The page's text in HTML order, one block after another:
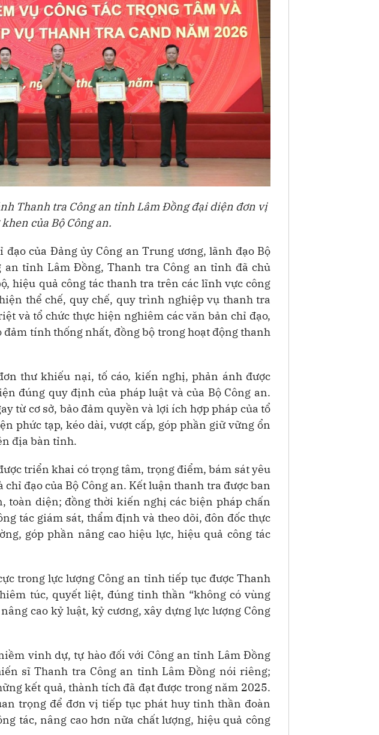
Thanh tra Công an tỉnh Lâm Đồng đại diện đơn vị
của Bộ Công an.
của Đảng ủy Công an Trung ương, lãnh đạo Bộ
an tỉnh Lâm Đồng, Thanh tra Công an tỉnh đã chủ
hiệu quả công tác thanh tra trên các lĩnh vực công
thể chế, quy chế, quy trình nghiệp vụ thanh tra
và tổ chức thực hiện nghiêm các văn bản chỉ đạo,
đảm tính thống nhất, đồng bộ trong hoạt động thanh
thư khiếu nại, tố cáo, kiến nghị, phản ánh được
đúng quy định của pháp luật và của Bộ Công an.
từ cơ sở, bảo đảm quyền và lợi ích hợp pháp của tổ
phức tạp, kéo dài, vượt cấp, góp phần giữ vững ổn
địa bàn tỉnh.
triển khai có trọng tâm, trọng điểm, bám sát yêu
đạo của Bộ Công an. Kết luận thanh tra được ban
toàn diện; đồng thời kiến nghị các biện pháp chấn
tác giám sát, thẩm định và theo dõi, đôn đốc thực
góp phần nâng cao hiệu lực, hiệu quả công tác
trong lực lượng Công an tỉnh tiếp tục được Thanh
túc, quyết liệt, đúng tinh thần “không có vùng
cao kỷ luật, kỷ cương, xây dựng lực lượng Công
vinh dự, tự hào đối với Công an tỉnh Lâm Đồng
sĩ Thanh tra Công an tỉnh Lâm Đồng nói riêng;
kết quả, thành tích đã đạt được trong năm 2025.
trọng để đơn vị tiếp tục phát huy tinh thần đoàn
tác, nâng cao hơn nữa chất lượng, hiệu quả công